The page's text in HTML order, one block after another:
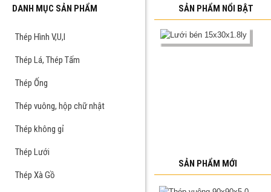
DANH MỤC SẢN PHẨM
Thép Hình V,U,I
Thép Lá, Thép Tấm
Thép Ống
Thép vuông, hộp chữ nhật
Thép không gỉ
Thép Lưới
Thép Xà Gồ
SẢN PHẨM NỔI BẬT
SẢN PHẨM MỚI